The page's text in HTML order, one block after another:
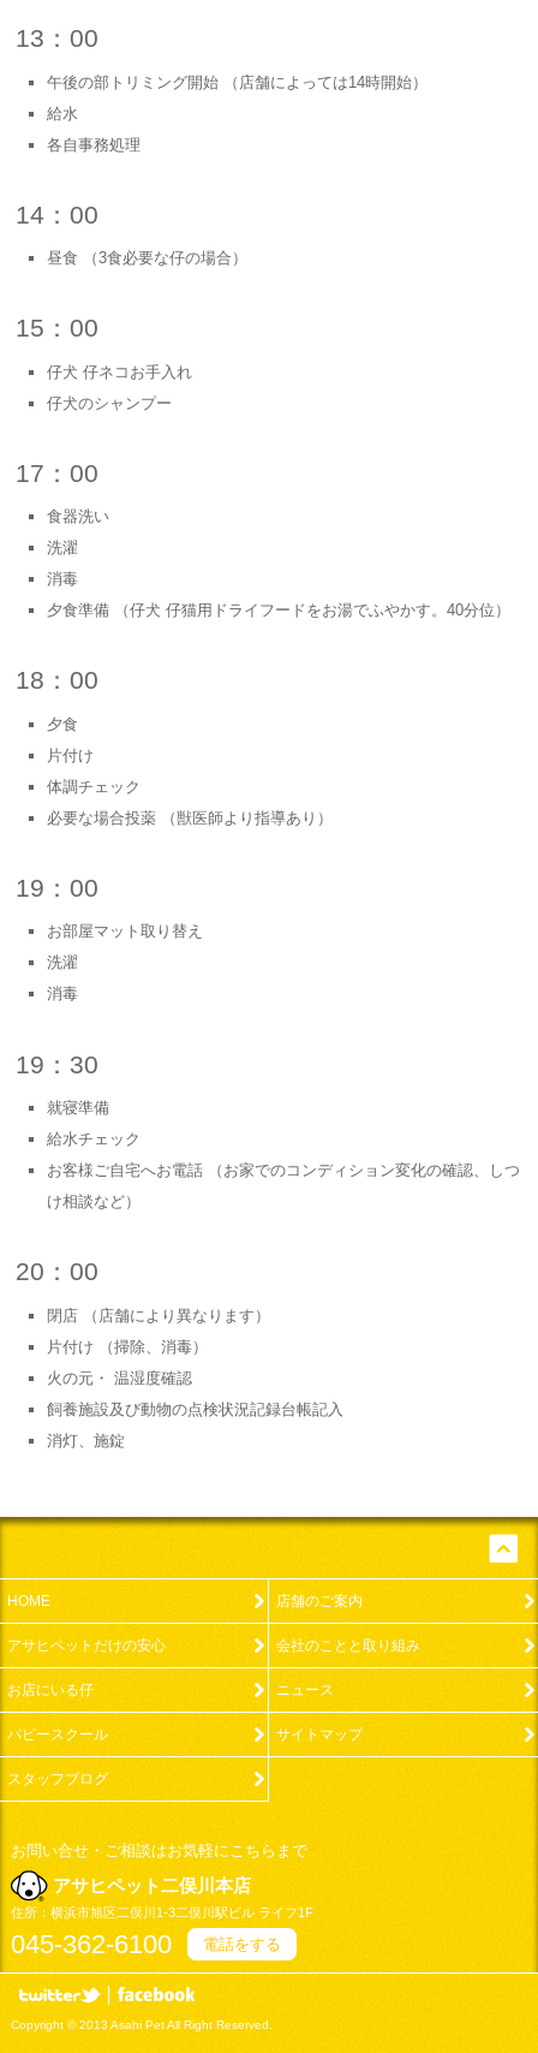
13：00
午後の部トリミング開始 （店舗によっては14時開始）
給水
各自事務処理
14：00
昼食 （3食必要な仔の場合）
15：00
仔犬 仔ネコお手入れ
仔犬のシャンプー
17：00
食器洗い
洗濯
消毒
夕食準備 （仔犬 仔猫用ドライフードをお湯でふやかす。40分位）
18：00
夕食
片付け
体調チェック
必要な場合投薬 （獣医師より指導あり）
19：00
お部屋マット取り替え
洗濯
消毒
19：30
就寝準備
給水チェック
お客様ご自宅へお電話 （お家でのコンディション変化の確認、しつ
け相談など）
20：00
閉店 （店舗により異なります）
片付け （掃除、消毒）
火の元・ 温湿度確認
飼養施設及び動物の点検状況記録台帳記入
消灯、施錠
HOME
アサヒペットだけの安心
お店にいる仔
パピースクール
スタッフブログ
店舗のご案内
会社のことと取り組み
ニュース
サイトマップ
お問い合せ・ご相談はお気軽にこちらまで
アサヒペット二俣川本店
住所： 横浜市旭区二俣川1-3二俣川駅ビル ライフ1F
045-362-6100 電話をする
Copyright ©2013 Asahi Pet All Right Reserved.